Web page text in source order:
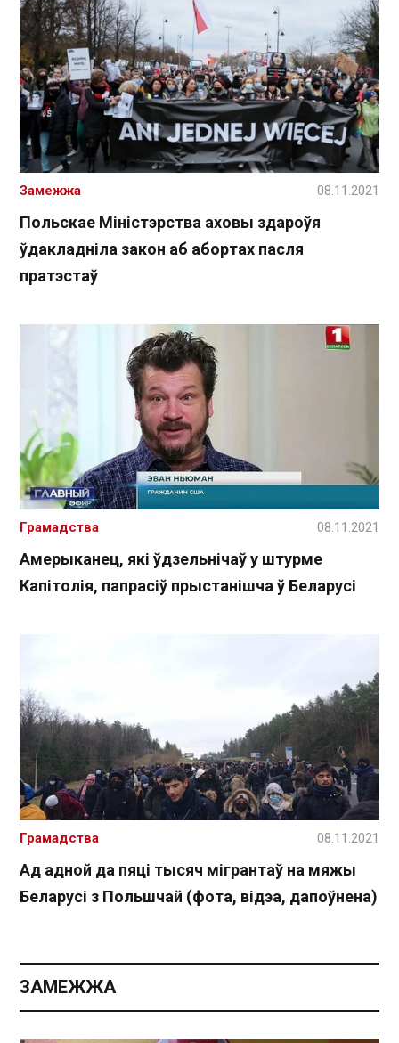
Польскае Міністэрства аховы здароўя
ўдакладніла закон аб абортах пасля
пратэстаў
Замежжа 08.11.2021
Амерыканец, які ўдзельнічаў у штурме
Капітолія, папрасіў прыстанішча ў Беларусі
Грамадства 08.11.2021
Ад адной да пяці тысяч мігрантаў на мяжы
Беларусі з Польшчай (фота, відэа, дапоўнена)
Грамадства 08.11.2021
ЗАМЕЖЖА